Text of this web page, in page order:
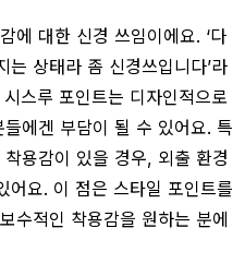
에 대한 신경 쓰임이에요. ‘다
는 상태라 좀 신경쓰입니다’라
스루 포인트는 디자인적으로
에겐 부담이 될 수 있어요. 특
용감이 있을 경우, 외출 환경
어요. 이 점은 스타일 포인트를
수적인 착용감을 원하는 분에